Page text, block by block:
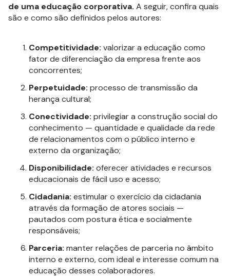
de uma educação corporativa. A seguir, confira quais
são e como são definidos pelos autores:
Competitividade: valorizar a educação como
fator de diferenciação da empresa frente aos
concorrentes;
Perpetuidade: processo de transmissão da
herança cultural;
Conectividade: privilegiar a construção social do
conhecimento — quantidade e qualidade da rede
de relacionamentos com o público interno e
externo da organização;
Disponibilidade: oferecer atividades e recursos
educacionais de fácil uso e acesso;
Cidadania: estimular o exercício da cidadania
através da formação de atores sociais —
pautados com postura ética e socialmente
responsáveis;
Parceria: manter relações de parceria no âmbito
interno e externo, com ideal e interesse comum na
educação desses colaboradores.